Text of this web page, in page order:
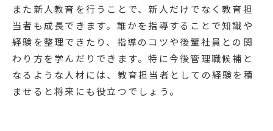
また新人教育を行うことで、新人だけでなく教育担
当者も成長できます。誰かを指導することで知識や
経験を整理できたり、指導のコツや後輩社員との関
わり方を学んだりできます。特に今後管理職候補と
なるような人材には、教育担当者としての経験を積
ませると将来にも役立つでしょう。